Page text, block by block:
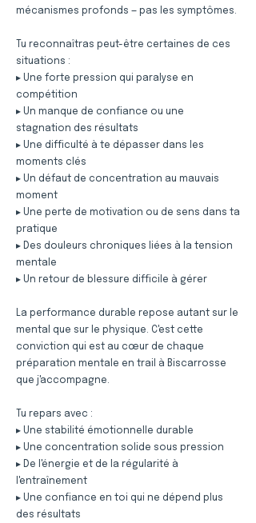
mécanismes profonds — pas les symptômes.
Tu reconnaîtras peut-être certaines de ces
situations :
▸ Une forte pression qui paralyse en
compétition
▸ Un manque de confiance ou une
stagnation des résultats
▸ Une difficulté à te dépasser dans les
moments clés
▸ Un défaut de concentration au mauvais
moment
▸ Une perte de motivation ou de sens dans ta
pratique
▸ Des douleurs chroniques liées à la tension
mentale
▸ Un retour de blessure difficile à gérer
La performance durable repose autant sur le
mental que sur le physique. C'est cette
conviction qui est au cœur de chaque
préparation mentale en trail à Biscarrosse
que j'accompagne.
Tu repars avec :
▸ Une stabilité émotionnelle durable
▸ Une concentration solide sous pression
▸ De l'énergie et de la régularité à
l'entraînement
▸ Une confiance en toi qui ne dépend plus
des résultats